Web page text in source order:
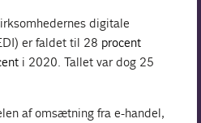
digitale
er faldet til 28 procent
i 2020. Tallet var dog 25
af omsætning fra e-handel,